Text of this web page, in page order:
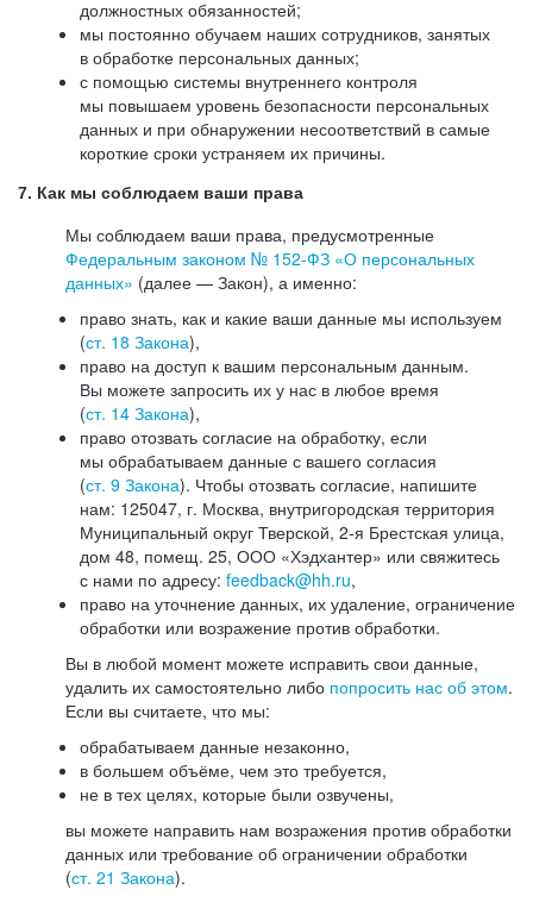
должностных обязанностей;
мы постоянно обучаем наших сотрудников, занятых
в обработке персональных данных;
с помощью системы внутреннего контроля
мы повышаем уровень безопасности персональных
данных и при обнаружении несоответствий в самые
короткие сроки устраняем их причины.
7. Как мы соблюдаем ваши права
Мы соблюдаем ваши права, предусмотренные
Федеральным законом № 152-ФЗ «О персональных
данных» (далее — Закон), а именно:
право знать, как и какие ваши данные мы используем
(ст. 18 Закона),
право на доступ к вашим персональным данным.
Вы можете запросить их у нас в любое время
(ст. 14 Закона),
право отозвать согласие на обработку, если
мы обрабатываем данные с вашего согласия
(ст. 9 Закона). Чтобы отозвать согласие, напишите
нам: 125047, г. Москва, внутригородская территория
Муниципальный округ Тверской, 2-я Брестская улица,
дом 48, помещ. 25, ООО «Хэдхантер» или свяжитесь
с нами по адресу: feedback@hh.ru,
право на уточнение данных, их удаление, ограничение
обработки или возражение против обработки.
Вы в любой момент можете исправить свои данные,
удалить их самостоятельно либо попросить нас об этом.
Если вы считаете, что мы:
обрабатываем данные незаконно,
в большем объёме, чем это требуется,
не в тех целях, которые были озвучены,
вы можете направить нам возражения против обработки
данных или требование об ограничении обработки
(ст. 21 Закона).